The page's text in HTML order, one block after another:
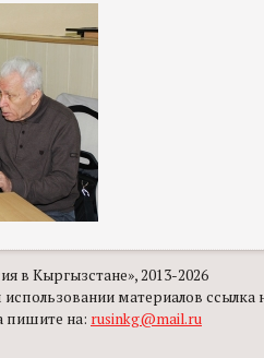
в Кыргызстане», 2013-2026
материалов ссылка
пишите на: rusinkg@mail.ru